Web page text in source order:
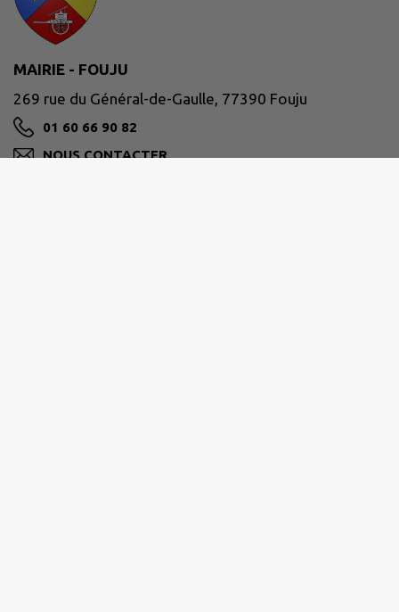
MAIRIE - FOUJU
269 rue du Général-de-Gaulle, 77390 Fouju
01 60 66 90 82
NOUS CONTACTER